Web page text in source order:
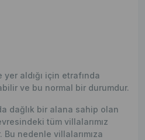
aldığı için etrafında
ve bu normal bir durumdur.
dağlık bir alana sahip olan
tüm villalarımız
nedenle villalarımıza